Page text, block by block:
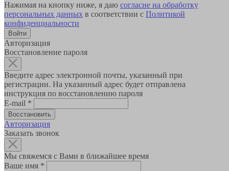
Нажимая на кнопку ниже, я даю согласие на обработку
персональных данных в соответствии с Политикой
конфиденциальности
Авторизация
Восстановление пароля
Введите адрес электронной почты, указанный при
регистрации. На указанный адрес будет отправлена
инструкция по восстановлению пароля
E-mail *
Авторизация
Заказать звонок
Мы свяжемся с Вами в ближайшее время
Ваше имя *